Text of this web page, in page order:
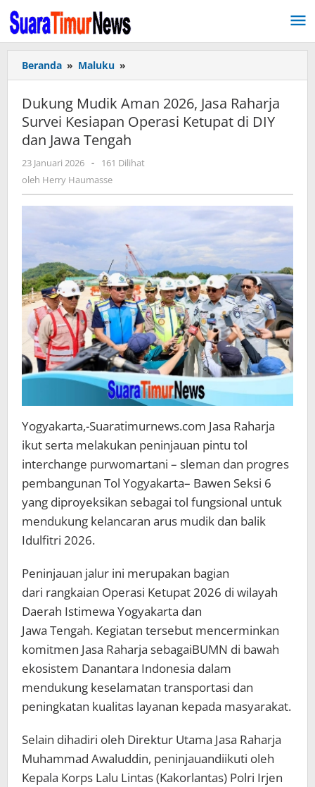
Lewati
ke
konten
Beranda » Maluku »
Mudik
2026,
Jasa
Raharja
Kesiapan
Ketupat
DIY
dan
Jawa
Tengah
Dukung Mudik Aman 2026, Jasa Raharja
Survei Kesiapan Operasi Ketupat di DIY
dan Jawa Tengah
23 Januari 2026 oleh
Herry
-
161 Dilihat
oleh Herry Haumasse
Yogyakarta,-Suaratimurnews.com Jasa Raharja
ikut serta melakukan peninjauan pintu tol
interchange purwomartani – sleman dan progres
pembangunan Tol Yogyakarta– Bawen Seksi 6
yang diproyeksikan sebagai tol fungsional untuk
mendukung kelancaran arus mudik dan balik
Idulfitri 2026.
Peninjauan jalur ini merupakan bagian
dari rangkaian Operasi Ketupat 2026 di wilayah
Daerah Istimewa Yogyakarta dan
Jawa Tengah. Kegiatan tersebut mencerminkan
komitmen Jasa Raharja sebagaiBUMN di bawah
ekosistem Danantara Indonesia dalam
mendukung keselamatan transportasi dan
peningkatan kualitas layanan kepada masyarakat.
Selain dihadiri oleh Direktur Utama Jasa Raharja
Muhammad Awaluddin, peninjauandiikuti oleh
Kepala Korps Lalu Lintas (Kakorlantas) Polri Irjen